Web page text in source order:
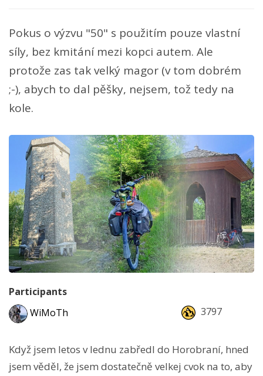
Pokus o výzvu "50" s použitím pouze vlastní
síly, bez kmitání mezi kopci autem. Ale
protože zas tak velký magor (v tom dobrém
;-), abych to dal pěšky, nejsem, tož tedy na
kole.
Participants
WiMoTh
3797
Když jsem letos v lednu zabředl do Horobraní, hned
jsem věděl, že jsem dostatečně velkej cvok na to, aby